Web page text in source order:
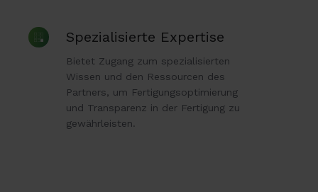
Spezialisierte Expertise
Bietet Zugang zum spezialisierten
Wissen und den Ressourcen des
Partners, um Fertigungsoptimierung
und Transparenz in der Fertigung zu
gewährleisten.
Spezialisierte
Expertise